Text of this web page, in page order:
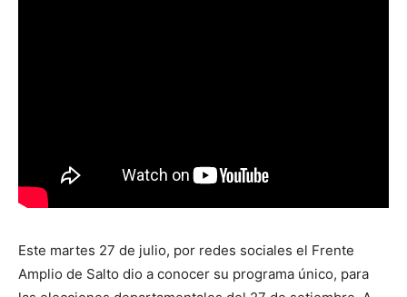
Este martes 27 de julio, por redes sociales el Frente
Amplio de Salto dio a conocer su programa único, para